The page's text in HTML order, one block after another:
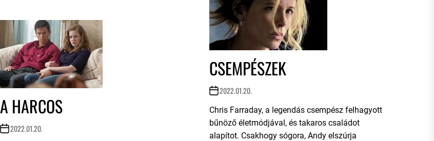
CSEMPÉSZEK
2022.01.20.
Chris Farraday, a legendás csempész felhagyott
bűnöző életmódjával, és takaros családot
alapítot. Csakhogy sógora, Andy elszúrja
A HARCOS
2022.01.20.